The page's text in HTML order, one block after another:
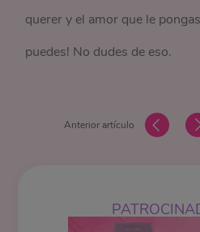
querer y el amor que le
puedes! No dudes de eso.
Anterior artículo